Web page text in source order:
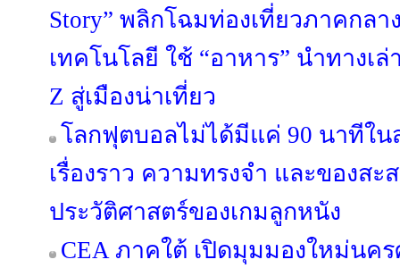
Story” พลิกโฉมท่องเที่ยวภาคกลา
เทคโนโลยี ใช้ “อาหาร” นำทางเล่
Z สู่เมืองน่าเที่ยว
โลกฟุตบอลไม่ได้มีแค่ 90 นาทีใน
เรื่องราว ความทรงจำ และของสะ
ประวัติศาสตร์ของเกมลูกหนัง
CEA ภาคใต้ เปิดมุมมองใหม่นค